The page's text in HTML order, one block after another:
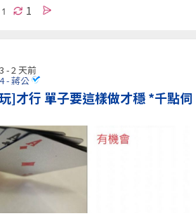
1
- 2 天前
- 蔣公
]才行 單子要這樣做才穩 *千點伺